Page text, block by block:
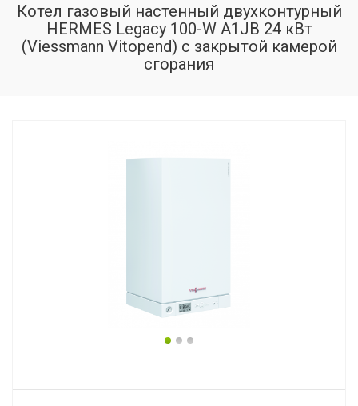
Котел газовый настенный двухконтурный
HERMES Legacy 100-W A1JB 24 кВт
(Viessmann Vitopend) с закрытой камерой
сгорания